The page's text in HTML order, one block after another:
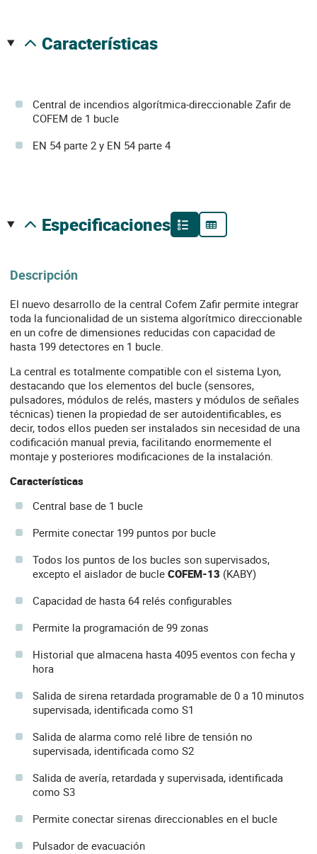
características
Central de incendios algorítmica-direccionable Zafir de
COFEM de 1 bucle
EN 54 parte 2 y EN 54 parte 4
especificaciones
Descripción
El nuevo desarrollo de la central Cofem Zafir permite integrar
toda la funcionalidad de un sistema algorítmico direccionable
en un cofre de dimensiones reducidas con capacidad de
hasta 199 detectores en 1 bucle.
La central es totalmente compatible con el sistema Lyon,
destacando que los elementos del bucle (sensores,
pulsadores, módulos de relés, masters y módulos de señales
técnicas) tienen la propiedad de ser autoidentificables, es
decir, todos ellos pueden ser instalados sin necesidad de una
codificación manual previa, facilitando enormemente el
montaje y posteriores modificaciones de la instalación.
Características
Central base de 1 bucle
Permite conectar 199 puntos por bucle
Todos los puntos de los bucles son supervisados,
excepto el aislador de bucle COFEM-13 (KABY)
Capacidad de hasta 64 relés configurables
Permite la programación de 99 zonas
Historial que almacena hasta 4095 eventos con fecha y
hora
Salida de sirena retardada programable de 0 a 10 minutos
supervisada, identificada como S1
Salida de alarma como relé libre de tensión no
supervisada, identificada como S2
Salida de averí­a, retardada y supervisada, identificada
como S3
Permite conectar sirenas direccionables en el bucle
Pulsador de evacuación